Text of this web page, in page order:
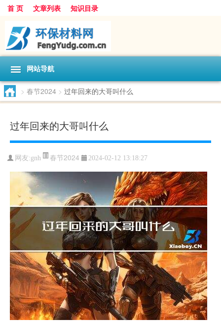
首 页 文章列表 知识目录
网站导航
> 春节2024 > 过年回来的大哥叫什么
过年回来的大哥叫什么
网友:gnh 春节2024 2024-02-12 13:18:27